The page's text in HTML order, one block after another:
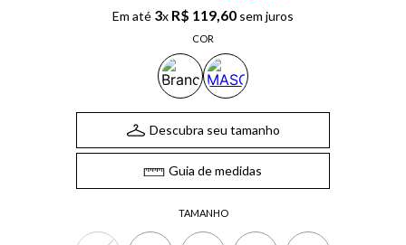
Em até 3x R$ 119,60 sem juros
COR
TAMANHO
Descubra seu tamanho
Guia de medidas